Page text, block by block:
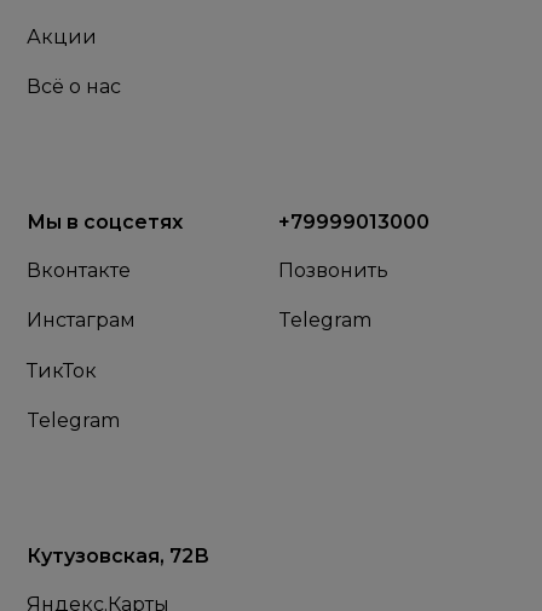
Акции
Всё о нас
Мы в соцсетях
Вконтакте
Инстаграм
ТикТок
Telegram
+79999013000
Позвонить
Telegram
Кутузовская, 72В
Яндекс.Карты